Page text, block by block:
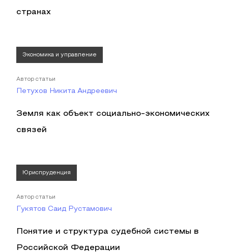
странах
Экономика и управление
Автор статьи
Петухов Никита Андреевич
Земля как объект социально-экономических
связей
Юриспруденция
Автор статьи
Гукятов Саид Рустамович
Понятие и структура судебной системы в
Российской Федерации